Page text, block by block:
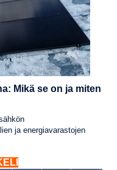
Mikä se on ja miten
ja energiavarastojen